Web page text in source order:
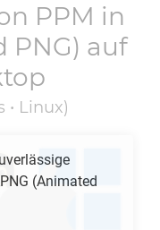
PPM in
PNG) auf
• Linux)
(Animated